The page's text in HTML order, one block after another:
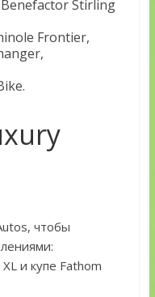
Benefactor Stirling
Frontier,
чтобы
и купе Fathom